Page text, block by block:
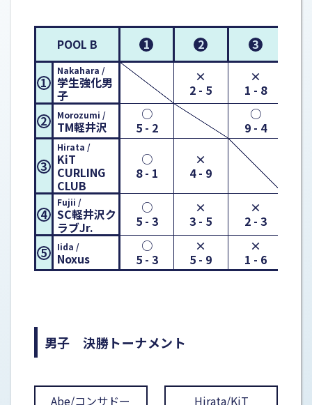
POOL B 1 2 3
1
Nakahara /
学生強化男
子
×
2 - 5
×
1 - 8
2
Morozumi /
TM軽井沢
○
5 - 2
○
9 - 4
3
Hirata /
KiT
CURLING
CLUB
○
8 - 1
×
4 - 9
4
Fujii /
SC軽井沢ク
ラブJr.
○
5 - 3
×
3 - 5
×
2 - 3
5
Iida /
Noxus
○
5 - 3
×
5 - 9
×
1 - 6
男子 決勝トーナメント
Abe/コンサドー
Hirata/KiT